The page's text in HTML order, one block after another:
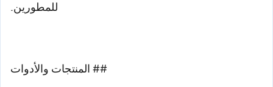
للمطورين.
## المنتجات والأدوات